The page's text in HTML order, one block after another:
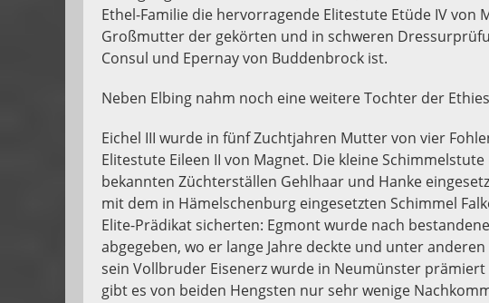
Ethel-Familie die hervorragende Elitestute Etüde IV von
Großmutter der gekörten und in schweren
Consul und Epernay von Buddenbrock ist.
Neben Elbing nahm noch eine weitere Tochter der
Eichel III wurde in fünf Zuchtjahren Mutter von vier
Elitestute Eileen II von Magnet. Die kleine
bekannten Züchterställen Gehlhaar und Hanke
mit dem in Hämelschenburg eingesetzten Schimmel
Elite-Prädikat sicherten: Egmont wurde nach
abgegeben, wo er lange Jahre deckte und unter
sein Vollbruder Eisenerz wurde in Neumünster
gibt es von beiden Hengsten nur sehr wenige